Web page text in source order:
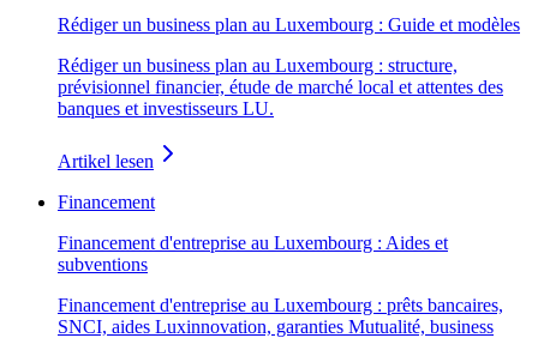
Rédiger un business plan au Luxembourg : Guide et modèles
Rédiger un business plan au Luxembourg : structure,
prévisionnel financier, étude de marché local et attentes des
banques et investisseurs LU.
Artikel lesen
Financement
Financement d'entreprise au Luxembourg : Aides et
subventions
Financement d'entreprise au Luxembourg : prêts bancaires,
SNCI, aides Luxinnovation, garanties Mutualité, business